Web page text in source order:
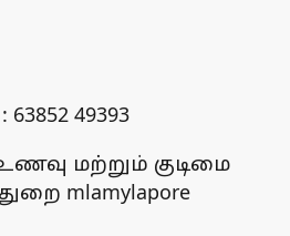
49393
மற்றும் குடிமை
mlamylapore